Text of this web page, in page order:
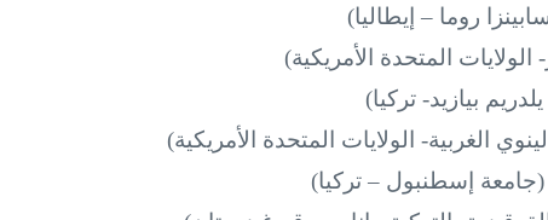
روما – إيطاليا)
المتحدة الأمريكية)
بيازيد- تركيا)
الغربية- الولايات المتحدة الأمريكية)
إسطنبول – تركيا)